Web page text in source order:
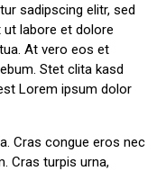
sadipscing elitr, sed
labore et dolore
At vero eos et
Stet clita kasd
Lorem ipsum dolor
Cras congue eros nec
Cras turpis urna,